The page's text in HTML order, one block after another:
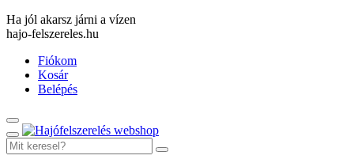
Ha jól akarsz járni a vízen
hajo-felszereles.hu
Fiókom
Kosár
Belépés